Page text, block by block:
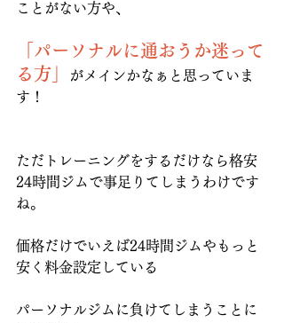
ことがない方や、
「パーソナルに通おうか迷って
る方」
がメインかなぁと思っていま
す！
ただトレーニングをするだけなら格安
24時間ジムで事足りてしまうわけです
ね。
価格だけでいえば24時間ジムやもっと
安く料金設定している
パーソナルジムに負けてしまうことに